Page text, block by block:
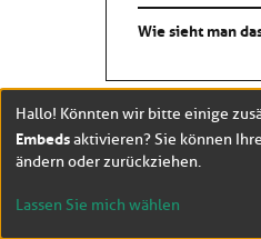
Wie sieht man
PDF
Hallo! Könnten wir bitte einige
Embedsaktivieren? Sie können
ändern oder zurückziehen.
Lassen Sie mich wählen